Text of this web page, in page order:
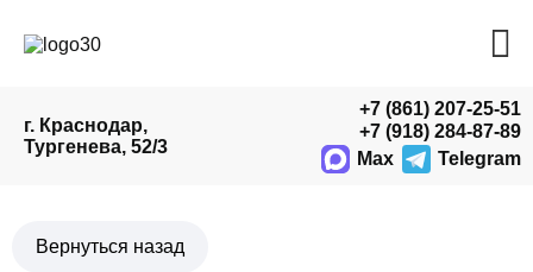
г. Краснодар,
Тургенева, 52/3
+7 (861) 207-25-51
+7 (918) 284-87-89
Max
Telegram